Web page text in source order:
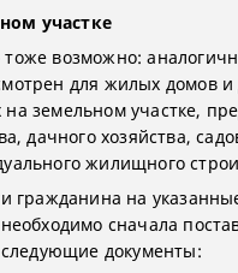
участке
возможно:
для жилых домов и
земельном участке,
дачного хозяйства,
жилищного
гражданина на
сначала
следующие документы: